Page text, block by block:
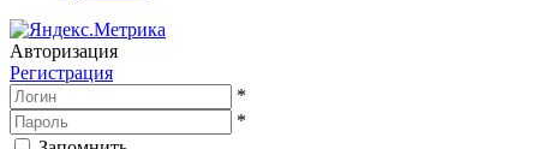
Авторизация
Регистрация
*
*